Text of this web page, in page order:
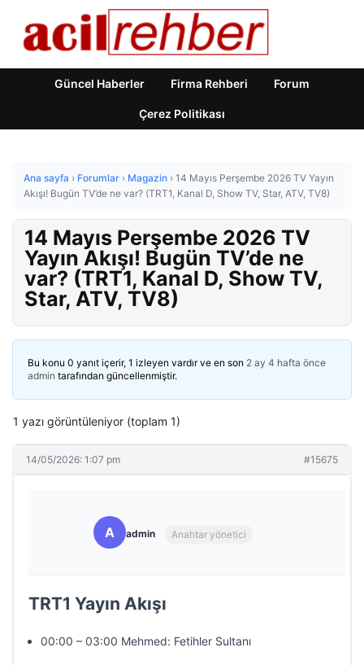
Güncel Haberler Firma Rehberi Forum
Çerez Politikası
Ana sayfa › Forumlar › Magazin › 14 Mayıs Perşembe 2026 TV Yayın
Akışı! Bugün TV’de ne var? (TRT1, Kanal D, Show TV, Star, ATV, TV8)
14 Mayıs Perşembe 2026 TV
Yayın Akışı! Bugün TV’de ne
var? (TRT1, Kanal D, Show TV,
Star, ATV, TV8)
Bu konu 0 yanıt içerir, 1 izleyen vardır ve en son 2 ay 4 hafta önce
admin tarafından güncellenmiştir.
1 yazı görüntüleniyor (toplam 1)
14/05/2026: 1:07 pm #15675
A admin Anahtar yönetici
TRT1 Yayın Akışı
00:00 – 03:00 Mehmed: Fetihler Sultanı